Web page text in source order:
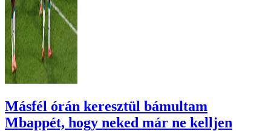
Másfél órán keresztül bámultam
Mbappét, hogy neked már ne kelljen